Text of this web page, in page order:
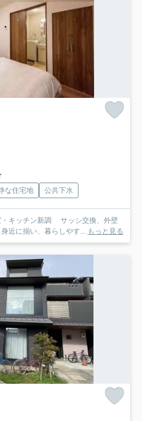
な住宅地 公共下水
キッチン新調 サッシ交換、外壁
近に揃い、暮らしやす... もっと見る